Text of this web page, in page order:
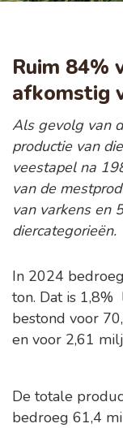
Ruim 84%
afkomstig
Als gevolg van
productie van
veestapel na
van de
van varkens en
diercategorieën.
In 2024
ton. Dat is
bestond voor
en voor 2,61
De totale
bedroeg 61,4